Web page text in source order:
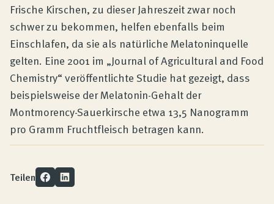
Frische Kirschen, zu dieser Jahreszeit zwar noch
schwer zu bekommen, helfen ebenfalls beim
Einschlafen, da sie als natürliche Melatoninquelle
gelten. Eine 2001 im „Journal of Agricultural and Food
Chemistry“ veröffentlichte Studie hat gezeigt, dass
beispielsweise der Melatonin-Gehalt der
Montmorency-Sauerkirsche etwa 13,5 Nanogramm
pro Gramm Fruchtfleisch betragen kann.
Teilen